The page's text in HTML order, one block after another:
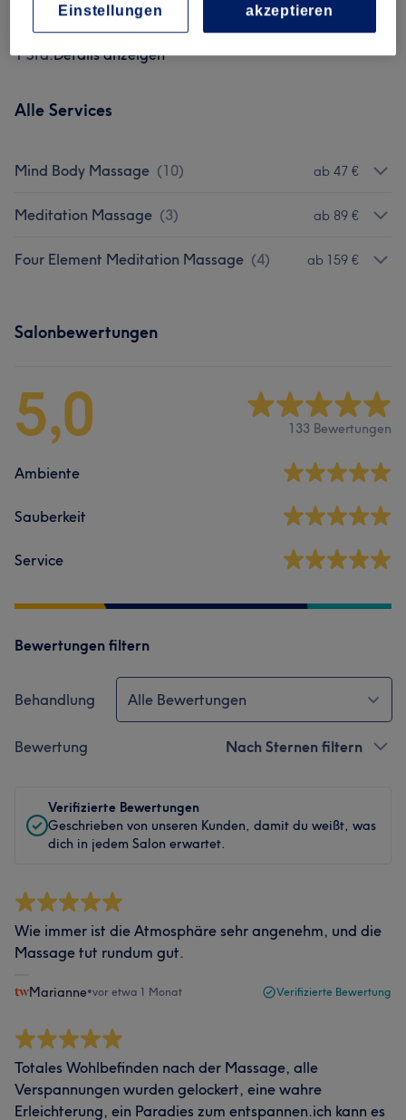
Signature Ocean Meditation
Massage (ca. 60 min)
1 Std.Details anzeigen
89 € Auswählen
Alle Services
Mind Body Massage (10) ab 47 €
Meditation Massage (3) ab 89 €
Four Element Meditation Massage (4) ab 159 €
Salonbewertungen
5,0 133 Bewertungen
Ambiente
Sauberkeit
Service
Bewertungen filtern
Behandlung Alle Bewertungen
Bewertung Nach Sternen filtern
Verifizierte Bewertungen
Geschrieben von unseren Kunden, damit du weißt, was
dich in jedem Salon erwartet.
Wie immer ist die Atmosphäre sehr angenehm, und die
Massage tut rundum gut.
Marianne•vor etwa 1 Monat Verifizierte Bewertung
Totales Wohlbefinden nach der Massage, alle
Verspannungen wurden gelockert, eine wahre
Erleichterung, ein Paradies zum entspannen.ich kann es
Einstellungen akzeptieren